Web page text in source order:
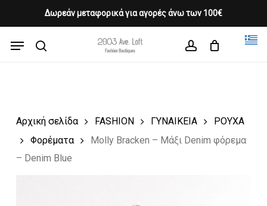
Δωρεάν μεταφορικά για αγορές άνω των 100€
content
Menu
Cart CLOSE
CART
Αρχική σελίδα FASHION ΓΥΝΑΙΚΕΙΑ
ΡΟΥΧΑ
Φορέματα
Molly Bracken – Μάξι Denim φόρεμα
– Denim Blue
Close